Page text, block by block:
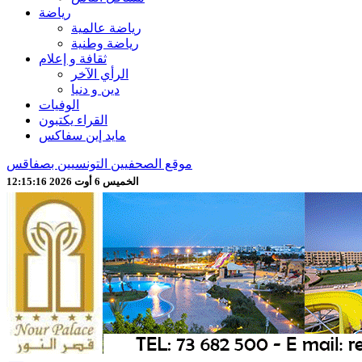
رياضة
رياضة عالمية
رياضة وطنية
ثقافة و إعلام
الرأي الآخر
دين و دنيا
الوفيات
القراء يكتبون
مايد إين سفاكس
موقع الصحفيين التونسيين بصفاقس
الخميس 6 أوت 2026 12:15:18